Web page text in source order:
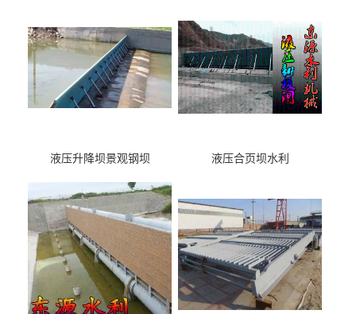
液压升降坝景观钢坝 液压合页坝水利